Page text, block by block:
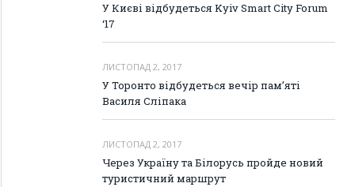
У Києві відбудеться Kyiv Smart City Forum
‘17
ЛИСТОПАД 2, 2017
У Торонто відбудеться вечір пам’яті
Василя Сліпака
ЛИСТОПАД 2, 2017
Через Україну та Білорусь пройде новий
туристичний маршрут